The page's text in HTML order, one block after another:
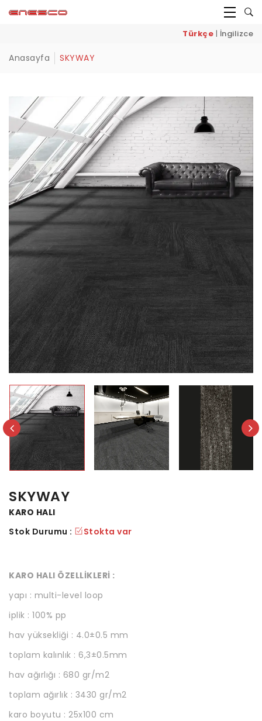
Türkçe | İngilizce
Anasayfa SKYWAY
SKYWAY
KARO HALI
Stok Durumu :
Stokta var
KARO HALI ÖZELLİKLERİ :
yapı : multi-level loop
iplik : 100% pp
hav yüksekliği : 4.0±0.5 mm
toplam kalınlık : 6,3±0.5mm
hav ağırlığı : 680 gr/m2
toplam ağırlık : 3430 gr/m2
karo boyutu : 25x100 cm